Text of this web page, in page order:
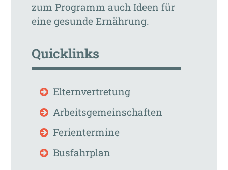
zum Programm auch Ideen für
eine gesunde Ernährung.
Quicklinks
Elternvertretung
Arbeitsgemeinschaften
Ferientermine
Busfahrplan